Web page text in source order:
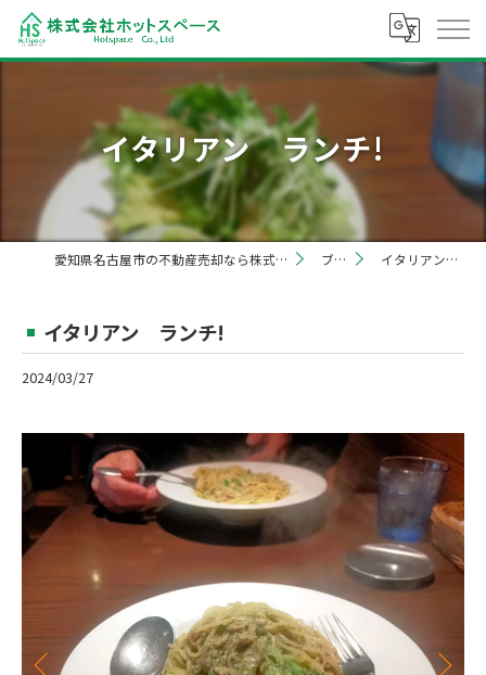
イタリアン ランチ!
愛知県名古屋市の不動産売却なら株式会社ホットスペース ブログ イタリアン ランチ!
イタリアン ランチ!
2024/03/27